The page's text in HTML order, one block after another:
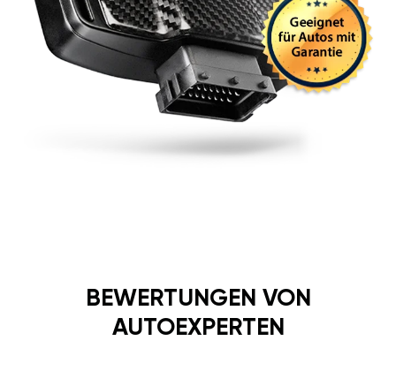
BEWERTUNGEN VON
AUTOEXPERTEN